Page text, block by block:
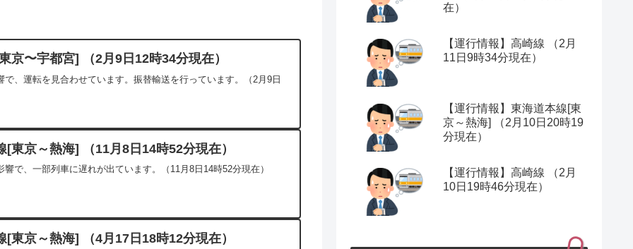
京〜宇都宮] （2月9日12時34分現在）
で、運転を見合わせています。振替輸送を行っています。（2月9日
[東京～熱海] （11月8日14時52分現在）
で、一部列車に遅れが出ています。（11月8日14時52分現在）
[東京～熱海] （4月17日18時12分現在）
在）
【運行情報】高崎線 （2月
11日9時34分現在）
【運行情報】東海道本線[東
京～熱海] （2月10日20時19
分現在）
【運行情報】高崎線 （2月
10日19時46分現在）